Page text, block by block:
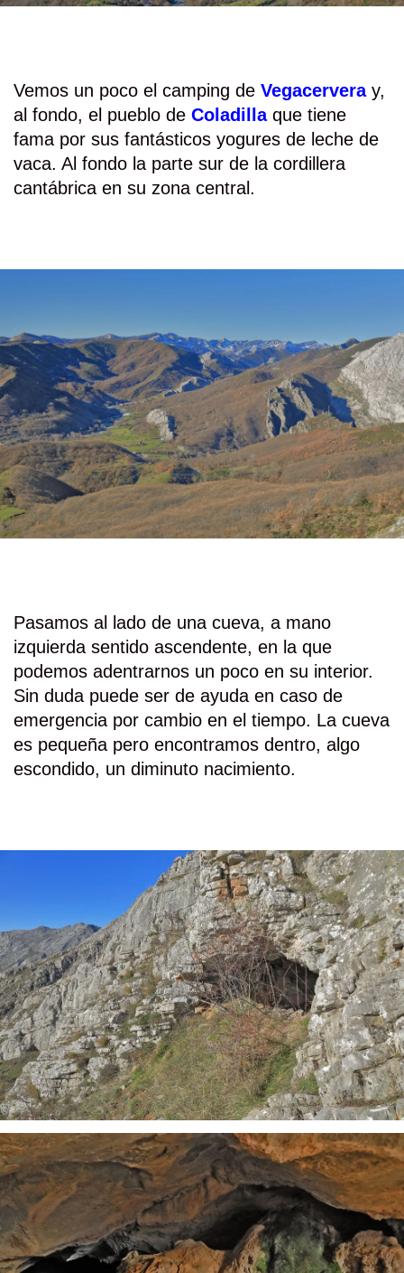
Vemos un poco el camping de Vegacervera y,
al fondo, el pueblo de Coladilla que tiene
fama por sus fantásticos yogures de leche de
vaca. Al fondo la parte sur de la cordillera
cantábrica en su zona central.
Pasamos al lado de una cueva, a mano
izquierda sentido ascendente, en la que
podemos adentrarnos un poco en su interior.
Sin duda puede ser de ayuda en caso de
emergencia por cambio en el tiempo. La cueva
es pequeña pero encontramos dentro, algo
escondido, un diminuto nacimiento.